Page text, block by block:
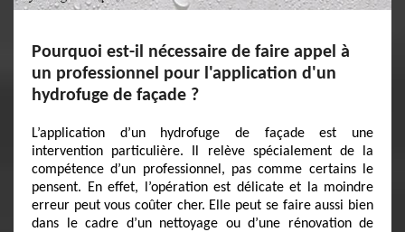
Pourquoi est-il nécessaire de faire appel à
un professionnel pour l'application d'un
hydrofuge de façade ?
L’application d’un hydrofuge de façade est une
intervention particulière. Il relève spécialement de la
compétence d’un professionnel, pas comme certains le
pensent. En effet, l’opération est délicate et la moindre
erreur peut vous coûter cher. Elle peut se faire aussi bien
dans le cadre d’un nettoyage ou d’une rénovation de